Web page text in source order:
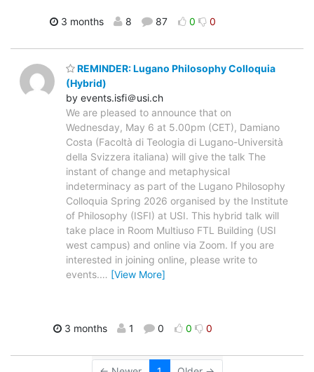
3 months 8 87 0 0
REMINDER: Lugano Philosophy Colloquia
(Hybrid)
by events.isfi＠usi.ch
We are pleased to announce that on
Wednesday, May 6 at 5.00pm (CET), Damiano
Costa (Facoltà di Teologia di Lugano-Università
della Svizzera italiana) will give the talk The
instant of change and metaphysical
indeterminacy as part of the Lugano Philosophy
Colloquia Spring 2026 organised by the Institute
of Philosophy (ISFI) at USI. This hybrid talk will
take place in Room Multiuso FTL Building (USI
west campus) and online via Zoom. If you are
interested in joining online, please write to
events.… [View More]
3 months 1 0 0 0